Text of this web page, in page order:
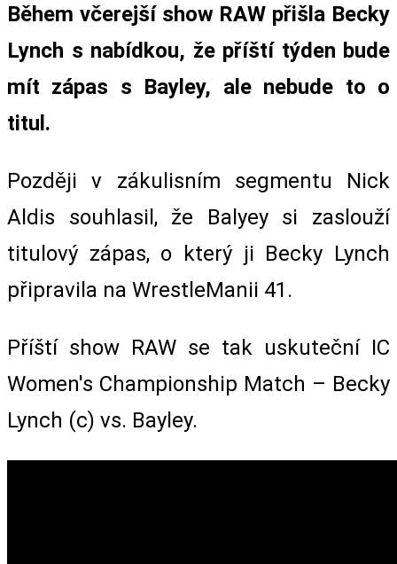
Během včerejší show RAW přišla Becky
Lynch s nabídkou, že příští týden bude
mít zápas s Bayley, ale nebude to o
titul.
Později v zákulisním segmentu Nick
Aldis souhlasil, že Balyey si zaslouží
titulový zápas, o který ji Becky Lynch
připravila na WrestleManii 41.
Příští show RAW se tak uskuteční IC
Women's Championship Match – Becky
Lynch (c) vs. Bayley.